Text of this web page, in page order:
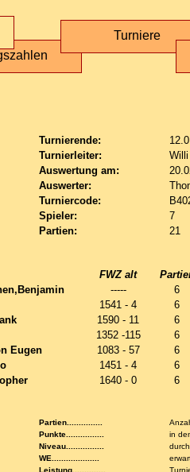
Turniere
Turnierende:
Turnierleiter:
Auswertung am:
Auswerter:
Turniercode:
Spieler:
7
Partien:
21
FWZ alt
-----
6
1541 - 4
6
1590 - 11
6
1352 -115
6
Eugen 1083 - 57
6
1451 - 4
6
1640 - 0 6
Partien...............
Punkte................
in
Niveau................
WE....................
Leistung..............